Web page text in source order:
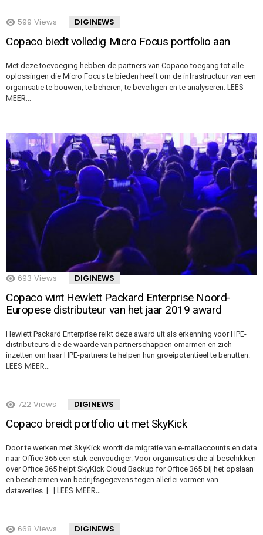
599 Views DIGINEWS
Copaco biedt volledig Micro Focus portfolio aan
Met deze toevoeging hebben de partners van Copaco toegang tot alle
oplossingen die Micro Focus te bieden heeft om de infrastructuur van een
organisatie te bouwen, te beheren, te beveiligen en te analyseren. LEES
MEER…
693 Views DIGINEWS
Copaco wint Hewlett Packard Enterprise Noord-
Europese distributeur van het jaar 2019 award
Hewlett Packard Enterprise reikt deze award uit als erkenning voor HPE-
distributeurs die de waarde van partnerschappen omarmen en zich
inzetten om haar HPE-partners te helpen hun groeipotentieel te benutten.
LEES MEER…
722 Views DIGINEWS
Copaco breidt portfolio uit met SkyKick
Door te werken met SkyKick wordt de migratie van e-mailaccounts en data
naar Office 365 een stuk eenvoudiger. Voor organisaties die al beschikken
over Office 365 helpt SkyKick Cloud Backup for Office 365 bij het opslaan
en beschermen van bedrijfsgegevens tegen allerlei vormen van
dataverlies. […] LEES MEER…
668 Views DIGINEWS